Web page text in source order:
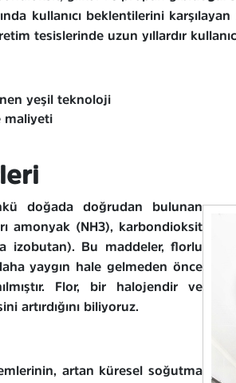
kullanıcı beklentilerini
tesislerinde uzun yıllardır
yeşil teknoloji
maliyeti
doğada doğrudan bulunan
amonyak (NH3), karbondioksit
izobutan). Bu maddeler, florlu
yaygın hale gelmeden önce
Flor, bir halojendir ve
artırdığını biliyoruz.
artan küresel soğutma